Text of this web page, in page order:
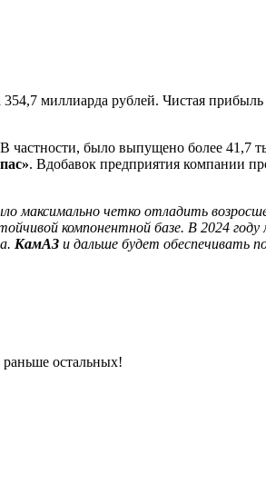
миллиарда рублей. Чистая
частности, было выпущено более 41,7
. Вдобавок предприятия компании
четко отладить
компонентной базе. В 2024
КамАЗ и дальше будет обеспечивать
остальных!